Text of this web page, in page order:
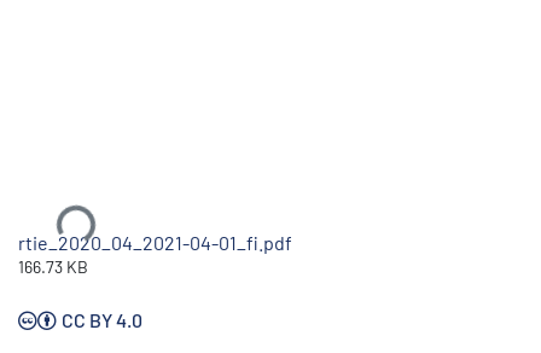
Ladataan...
rtie_2020_04_2021-04-01_fi.pdf
166.73 KB
CC BY 4.0